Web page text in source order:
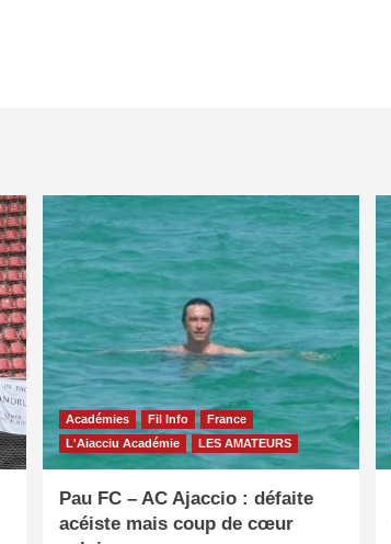
Académies Fil Info
France
L'Aiacciu Académie
LES AMATEURS
Pau FC – AC Ajaccio : défaite
acéiste mais coup de cœur